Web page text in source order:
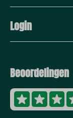
Login
Beoordelingen